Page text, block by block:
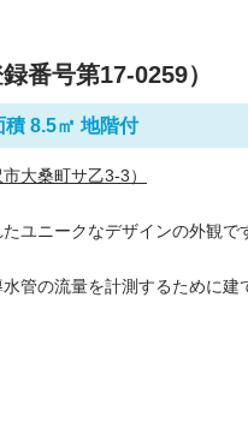
番号第17-0259）
8.5㎡ 地階付
大桑町サ乙3-3）
ユニークなデザインの外観で
管の流量を計測するために